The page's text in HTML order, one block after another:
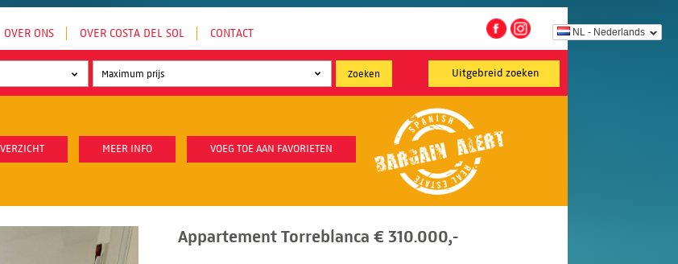
NL - Nederlands
OVER ONS OVER COSTA DEL SOL CONTACT
Uitgebreid zoeken
MEER INFO VOEG TOE AAN FAVORIETEN
Appartement Torreblanca € 310.000,-